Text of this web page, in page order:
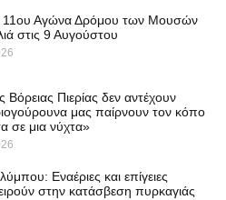
Αγώνα Δρόμου των Μουσών
στις 9 Αυγούστου
Βόρειας Πιερίας δεν αντέχουν
μας παίρνουν τον κόπο
σε μια νύχτα»
Εναέριες και επίγειες
στην κατάσβεση πυρκαγιάς